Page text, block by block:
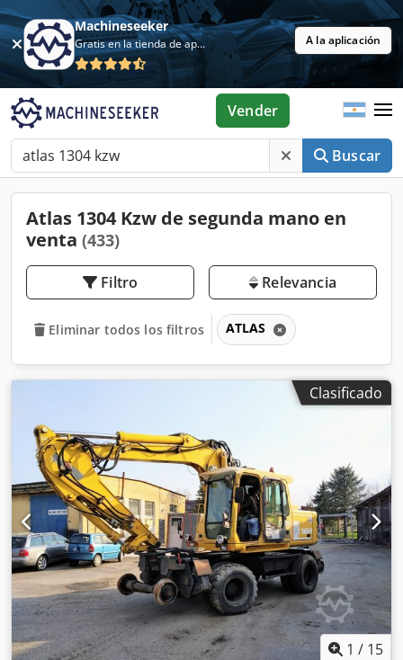
Machineseeker
Gratis en la tienda de aplicaciones A la aplicación
Buscar
Vender
Atlas 1304 Kzw de segunda mano en
venta (433)
Filtro Relevancia
Eliminar todos los filtros ATLAS
Clasificado
1 / 15